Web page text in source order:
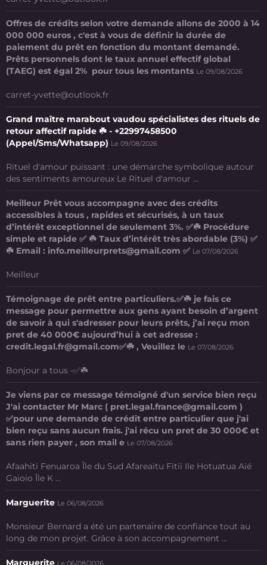
Offres de crédits selon votre demande allons de 2000 à 14
000 000 euros , c'est à vous de définir la durée de
paiement du prêt en fonction du montant demandé.
Prêts personnels dont le taux annuel effectif global
(TAEG) est égal 2% pour tous les montants Le 09/08/2026
carret-yvette@outlook.fr
Grand maître marabout vaudou spécialistes des rituels de
retour affectif rapide ☘️ - +22997458500
(Appel/Sms/Whatsapp) Le 09/08/2026
Rituel d'amour puissant : une démarche symbolique autour
des sentiments amoureux Le Rituel d'amour ...
Meilleur Prêt vous accompagne avec des crédits
accessibles à tous , rapides et sécurisés, à un taux
d’intérêt exceptionnel de seulement 3%. ✅☘️ Procédure
simple et rapide ✅ ☘️ Taux d’intérêt très abordable (3%) ✅
☘️ Email : info.meilleurprets@gmail.com ✅ Le 07/08/2026
Meilleur
Témoignage de prêt entre particuliers.✅☘️ je fais ce
message pour permettre aux gens ayant besoin d’argent
de savoir à qui s'adresser pour leurs prêts, j’ai reçu mon
pret de 40 000€ aujourd’hui à cet adresse :
credit.legal.fr@gmail.com✅☘️ , Veuillez le Le 07/08/2026
Bonjour a tous -✅☘️
Je viens par ce message témoigné d'un service bien reçu
J'ai contacter Mr Marc ( pret.legal.france@gmail.com )
✅pour une demande de crédit entre particulier que j'ai
bien reçu sans aucun frais. j'ai récu un pret de 30 000€ et
sans rien payer , son mail e Le 07/08/2026
Afaahiti Fenuaroa Île du Sud Afareaitu Fitii Ile Hotuatua Aié
Gaioio Île K ...
Marguerite Le 06/08/2026
Monsieur Bernard a été un partenaire de confiance tout au
long de mon projet. Grâce à son accompagnement ...
Marguerite Le 06/08/2026